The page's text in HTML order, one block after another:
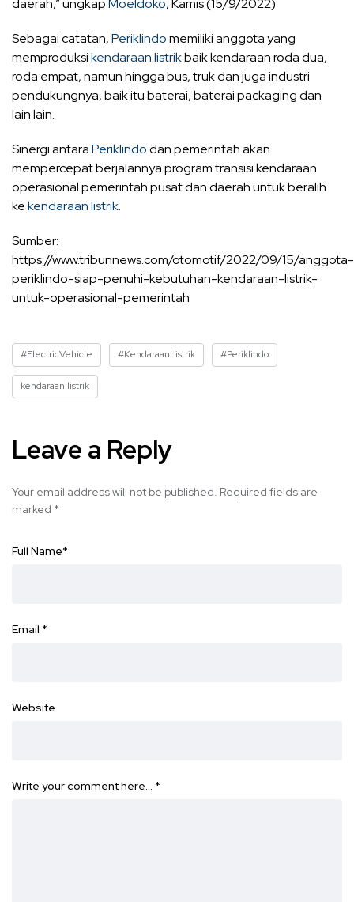
Sebagai catatan,Periklindomemiliki anggota yang
memproduksikendaraan listrikbaik kendaraan roda dua,
roda empat, namun hingga bus, truk dan juga industri
pendukungnya, baik itu baterai, baterai packaging dan
lain lain.
Sinergi antaraPeriklindodan pemerintah akan
mempercepat berjalannya program transisi kendaraan
operasional pemerintah pusat dan daerah untuk beralih
kekendaraan listrik.
Sumber:
https://www.tribunnews.com/otomotif/2022/09/15/anggota-
periklindo-siap-penuhi-kebutuhan-kendaraan-listrik-
untuk-operasional-pemerintah
#ElectricVehicle #KendaraanListrik #Periklindo
kendaraan listrik
Leave a Reply
Your email address will not be published. Required fields are
marked *
Full Name*
Email *
Website
Write your comment here… *